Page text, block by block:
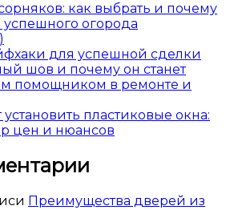
как выбрать и почему
успешного огорода
для успешной сделки
шов и почему он станет
помощником в ремонте и
установить пластиковые окна:
цен и нюансов
Преимущества дверей из